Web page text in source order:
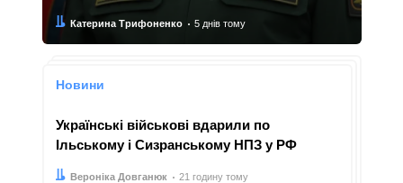
Автор:
Катерина Трифоненко
Дата: 5 днів тому
Новини
Українські військові вдарили по
Ільському і Сизранському НПЗ у РФ
Автор:
Вероніка Довганюк
Дата: 21 годину тому